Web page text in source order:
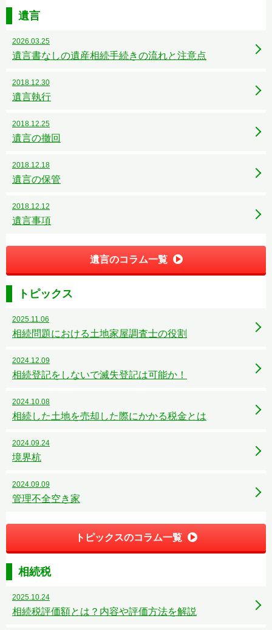
遺言
2026.03.25
遺言書なしの遺産相続手続きの流れと注意点
2018.12.30
遺言執行
2018.12.25
遺言の撤回
2018.12.18
遺言の保管
2018.12.12
遺言事項
遺言のコラム一覧
トピックス
2025.11.06
相続問題における土地家屋調査士の役割
2024.12.09
相続登記をしないで滅失登記は可能か！
2024.10.08
相続した土地を売却した際にかかる税金とは
2024.09.24
境界杭
2024.09.09
管理不全空き家
トピックスのコラム一覧
相続税
2025.10.24
相続税評価額とは？内容や評価方法を解説